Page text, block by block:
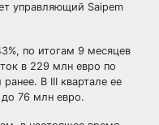
управляющий Saipem
по итогам 9 месяцев
в 229 млн евро по
В III квартале ее
до 76 млн евро.